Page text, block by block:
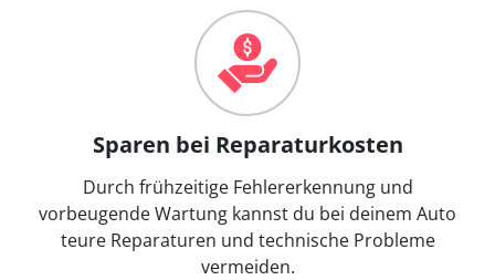
Sparen bei Reparaturkosten
Durch frühzeitige Fehlererkennung und
vorbeugende Wartung kannst du bei deinem Auto
teure Reparaturen und technische Probleme
vermeiden.